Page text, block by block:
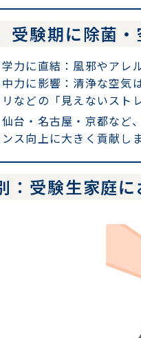
受験期に除菌
力に直結 ：風邪やアレ
力に影響 ：清浄な空気
などの「見えないスト
台・名古屋・京都な
ス向上に大きく貢献しま
：受験生家庭